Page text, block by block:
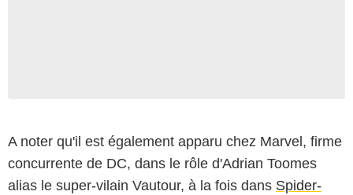
A noter qu'il est également apparu chez Marvel, firme
concurrente de DC, dans le rôle d'Adrian Toomes
alias le super-vilain Vautour, à la fois dans Spider-